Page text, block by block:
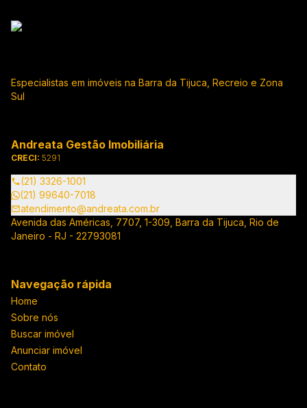
Especialistas em imóveis na Barra da Tijuca, Recreio e Zona
Sul
Andreata Gestão Imobiliária
CRECI: 5291
(21) 3326-1001
(21) 99640-7018
atendimento@andreata.com.br
Avenida das Américas, 7707, 1-309, Barra da Tijuca, Rio de
Janeiro - RJ - 22793081
Navegação rápida
Home
Sobre nós
Buscar imóvel
Anunciar imóvel
Contato